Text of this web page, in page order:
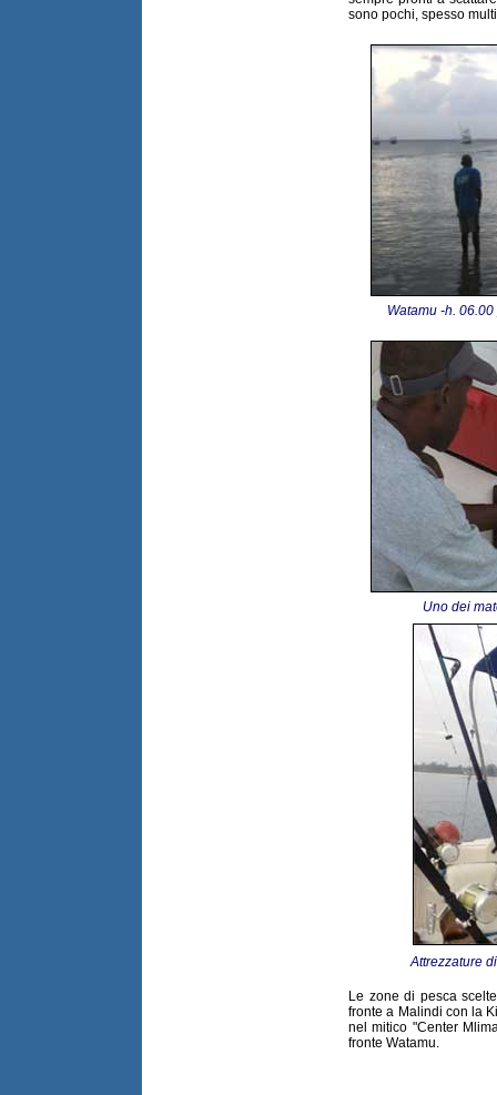
sono pochi, spesso
Watamu -h.
Uno dei
Attrezzature
Le zone di pesca
fronte a Malindi con la
nel mitico "Center
fronte Watamu.